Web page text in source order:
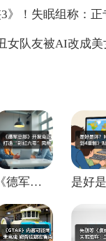
女队友被AI改成美
《德军总部》开发商正打造“彩虹六号”风格